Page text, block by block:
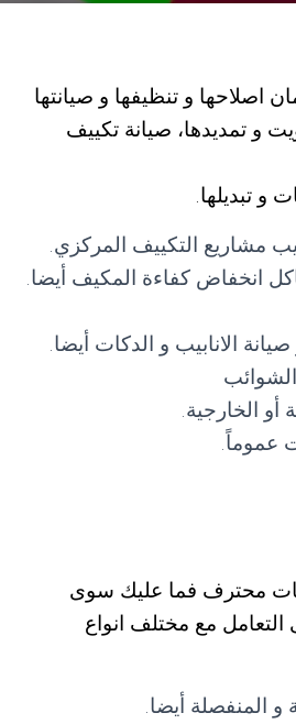
و تنظيفها و صيانتها
و تمديدها، صيانة تكييف
و تبديلها.
مشاريع التكييف المركزي.
انخفاض كفاءة المكيف أيضا.
الانابيب و الدكات أيضا.
أو الخارجية.
عموماً.
محترف فما عليك سوى
والقادر على التعامل مع مختلف انواع
و المنفصلة أيضا.